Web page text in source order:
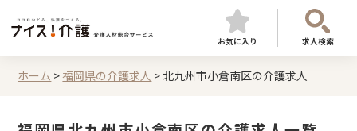
お気に入り 求人検索
ホーム >福岡県の介護求人 >北九州市小倉南区の介護求人